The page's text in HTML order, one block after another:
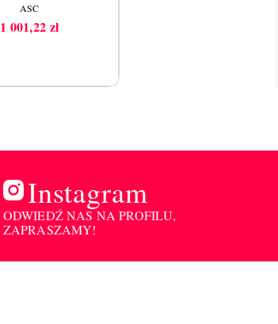
ASC
Cena
1 001,22 zł
Instagram
ODWIEDŹ NAS NA PROFILU,
ZAPRASZAMY!